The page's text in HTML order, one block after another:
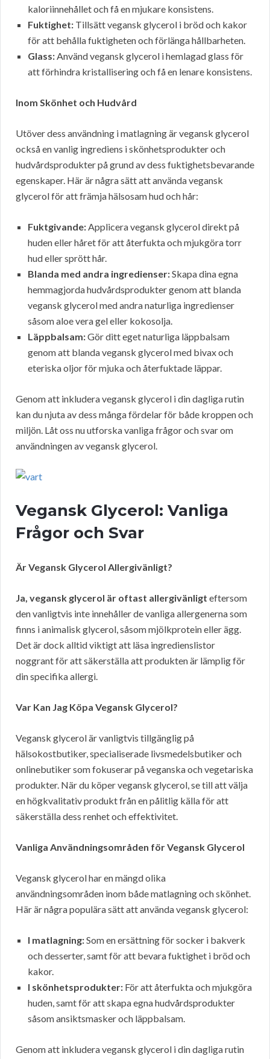
kaloriinnehållet och få en mjukare konsistens.
Fuktighet: Tillsätt vegansk glycerol i bröd och kakor
för att behålla fuktigheten och förlänga hållbarheten.
Glass:Använd vegansk glycerol i hemlagad glass för
att förhindra kristallisering och få en lenare konsistens.
Inom Skönhet och Hudvård
Utöver dess användning i matlagning är vegansk glycerol
också en vanlig ingrediens i skönhetsprodukter och
hudvårdsprodukter på grund av dess fuktighetsbevarande
egenskaper. Här är några sätt att använda vegansk
glycerol för att främja hälsosam hud och hår:
Fuktgivande:Applicera vegansk glycerol direkt på
huden eller håret för att återfukta och mjukgöra torr
hud eller sprött hår.
Blanda med andra ingredienser:Skapa dina egna
hemmagjorda hudvårdsprodukter genom att blanda
vegansk glycerol med andra naturliga ingredienser
såsom aloe vera gel eller kokosolja.
Läppbalsam:Gör ditt eget naturliga läppbalsam
genom att blanda vegansk glycerol med bivax och
eteriska oljor för mjuka och återfuktade läppar.
Genom att inkludera vegansk glycerol i din dagliga rutin
kan du njuta av dess många fördelar för både kroppen och
miljön. Låt oss nu utforska vanliga frågor och svar om
användningen av vegansk glycerol.
Vegansk Glycerol: Vanliga
Frågor och Svar
Är Vegansk Glycerol Allergivänligt?
Ja, vegansk glycerol är oftast allergivänligt eftersom
den vanligtvis inte innehåller de vanliga allergenerna som
finns i animalisk glycerol, såsom mjölkprotein eller ägg.
Det är dock alltid viktigt att läsa ingredienslistor
noggrant för att säkerställa att produkten är lämplig för
din specifika allergi.
Var Kan Jag Köpa Vegansk Glycerol?
Vegansk glycerol är vanligtvis tillgänglig på
hälsokostbutiker, specialiserade livsmedelsbutiker och
onlinebutiker som fokuserar på veganska och vegetariska
produkter. När du köper vegansk glycerol, se till att välja
en högkvalitativ produkt från en pålitlig källa för att
säkerställa dess renhet och effektivitet.
Vanliga Användningsområden för Vegansk Glycerol
Vegansk glycerol har en mängd olika
användningsområden inom både matlagning och skönhet.
Här är några populära sätt att använda vegansk glycerol:
I matlagning:Som en ersättning för socker i bakverk
och desserter, samt för att bevara fuktighet i bröd och
kakor.
I skönhetsprodukter: För att återfukta och mjukgöra
huden, samt för att skapa egna hudvårdsprodukter
såsom ansiktsmasker och läppbalsam.
Genom att inkludera vegansk glycerol i din dagliga rutin